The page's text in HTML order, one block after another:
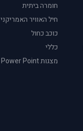
חומרה ביתית
חיל האוויר האמריקני
כוכב כחול
כללי
מצגות Power Point